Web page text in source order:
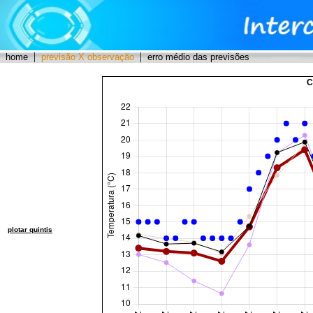
home| previsão X observação| erro médio das previsões
plotar quintis